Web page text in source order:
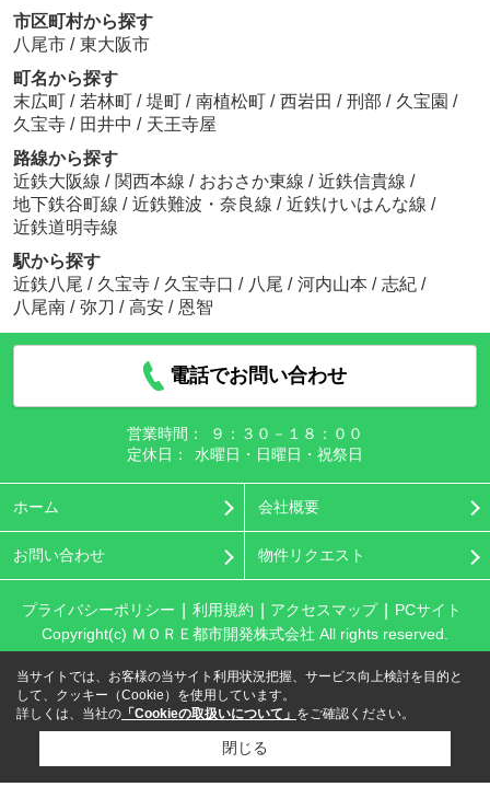
市区町村から探す
八尾市 / 東大阪市
町名から探す
末広町 / 若林町 / 堤町 / 南植松町 / 西岩田 / 刑部 / 久宝園 /
久宝寺 / 田井中 / 天王寺屋
路線から探す
近鉄大阪線 / 関西本線 / おおさか東線 / 近鉄信貴線 /
地下鉄谷町線 / 近鉄難波・奈良線 / 近鉄けいはんな線 /
近鉄道明寺線
駅から探す
近鉄八尾 / 久宝寺 / 久宝寺口 / 八尾 / 河内山本 / 志紀 /
八尾南 / 弥刀 / 高安 / 恩智
電話でお問い合わせ
営業時間：
９：３０－１８：００
定休日：
水曜日・日曜日・祝祭日
ホーム 会社概要
お問い合わせ 物件リクエスト
プライバシーポリシー 利用規約 アクセスマップ
PCサイト
Copyright(c) ＭＯＲＥ都市開発株式会社 All rights reserved.
当サイトでは、お客様の当サイト利用状況把握、サービス向上検討を目的と
して、クッキー（Cookie）を使用しています。
詳しくは、当社の 「Cookieの取扱いについて」 をご確認ください。
閉じる